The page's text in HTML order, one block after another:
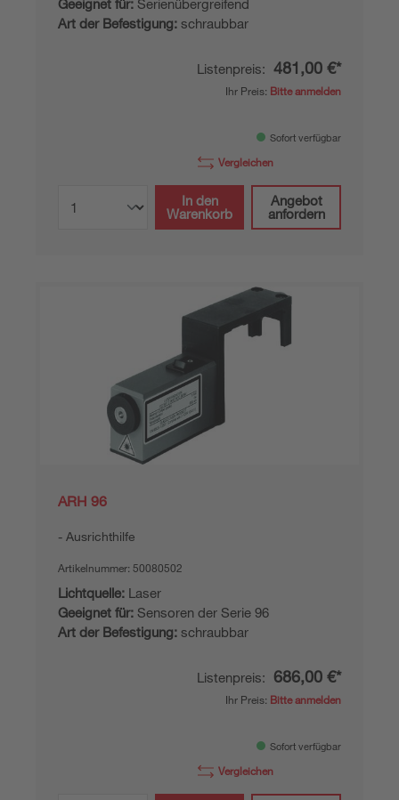
Geeignet für: Serienübergreifend
Art der Befestigung: schraubbar
Listenpreis: 481,00 €*
Ihr Preis: Bitte anmelden
Sofort verfügbar
Vergleichen
In den
Warenkorb
Angebot
anfordern
ARH 96
Ausrichthilfe
Artikelnummer: 50080502
Lichtquelle: Laser
Geeignet für: Sensoren der Serie 96
Art der Befestigung: schraubbar
Listenpreis: 686,00 €*
Ihr Preis: Bitte anmelden
Sofort verfügbar
Vergleichen